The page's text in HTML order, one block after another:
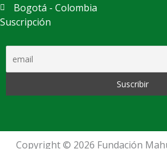
Bogotá - Colombia
Suscripción
Copyright © 2026 Fundación